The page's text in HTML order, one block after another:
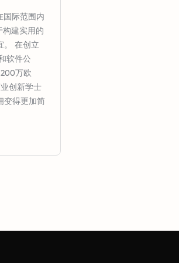
国际范围内
构建实用的
。 在创立
软件公
万欧
创新学士
变得更加简